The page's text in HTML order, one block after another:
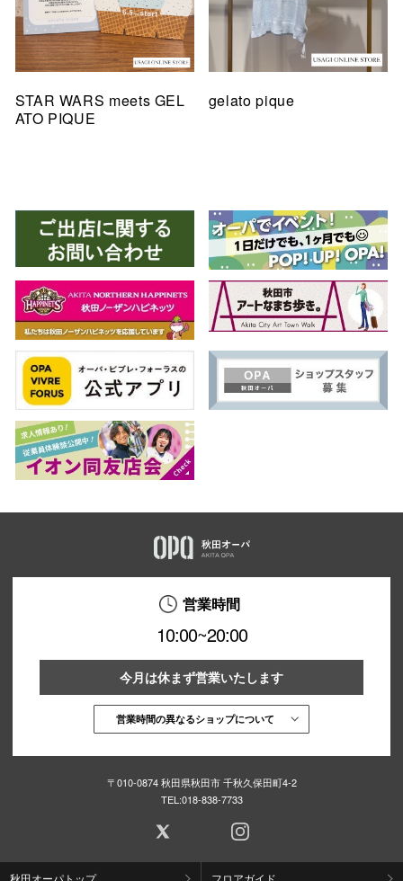
STAR WARS meets GEL
ATO PIQUE
gelato pique
営業時間
10:00~20:00
今月は休まず営業いたします
営業時間の異なるショップについて
〒010-0874 秋田県秋田市 千秋久保田町4-2
TEL:018-838-7733